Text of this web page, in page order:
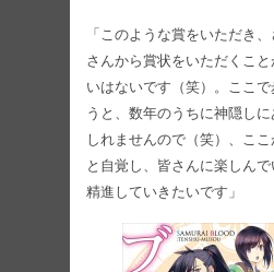
「このような賞をいただき
さんから賞状をいただくこ
いはないです（笑）。ここ
うと、数年のうちに神隠し
しれませんので（笑）、こ
と自覚し、皆さんに楽しん
精進していきたいです」